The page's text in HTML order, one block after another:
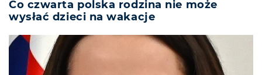
Co czwarta polska rodzina nie może
wysłać dzieci na wakacje